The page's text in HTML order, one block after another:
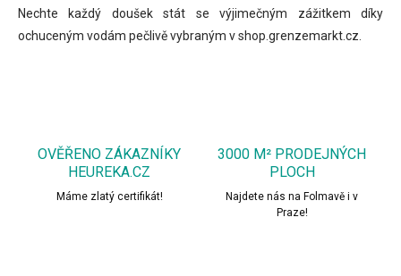
Nechte každý doušek stát se výjimečným zážitkem díky
ochuceným vodám pečlivě vybraným v shop.grenzemarkt.cz.
OVĚŘENO ZÁKAZNÍKY
HEUREKA.CZ
Máme zlatý certifikát!
3000 M² PRODEJNÝCH
PLOCH
Najdete nás na Folmavě i v
Praze!